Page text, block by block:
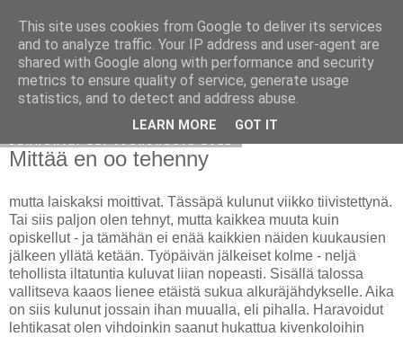
Avoin blogiskelija
Mittää en oo tehenny
mutta laiskaksi moittivat. Tässäpä kulunut viikko tiivistettynä.
Tai siis paljon olen tehnyt, mutta kaikkea muuta kuin
opiskellut - ja tämähän ei enää kaikkien näiden kuukausien
jälkeen yllätä ketään. Työpäivän jälkeiset kolme - neljä
tehollista iltatuntia kuluvat liian nopeasti. Sisällä talossa
vallitseva kaaos lienee etäistä sukua alkuräjähdykselle. Aika
on siis kulunut jossain ihan muualla, eli pihalla. Haravoidut
lehtikasat olen vihdoinkin saanut hukattua kivenkoloihin
This site uses cookies from Google to deliver its services
and to analyze traffic. Your IP address and user-agent are
shared with Google along with performance and security
metrics to ensure quality of service, generate usage
statistics, and to detect and address abuse.
LEARN MORE GOT IT